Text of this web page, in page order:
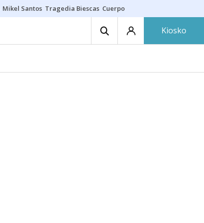
Mikel Santos Tragedia Biescas Cuerpo ría
Kiosko